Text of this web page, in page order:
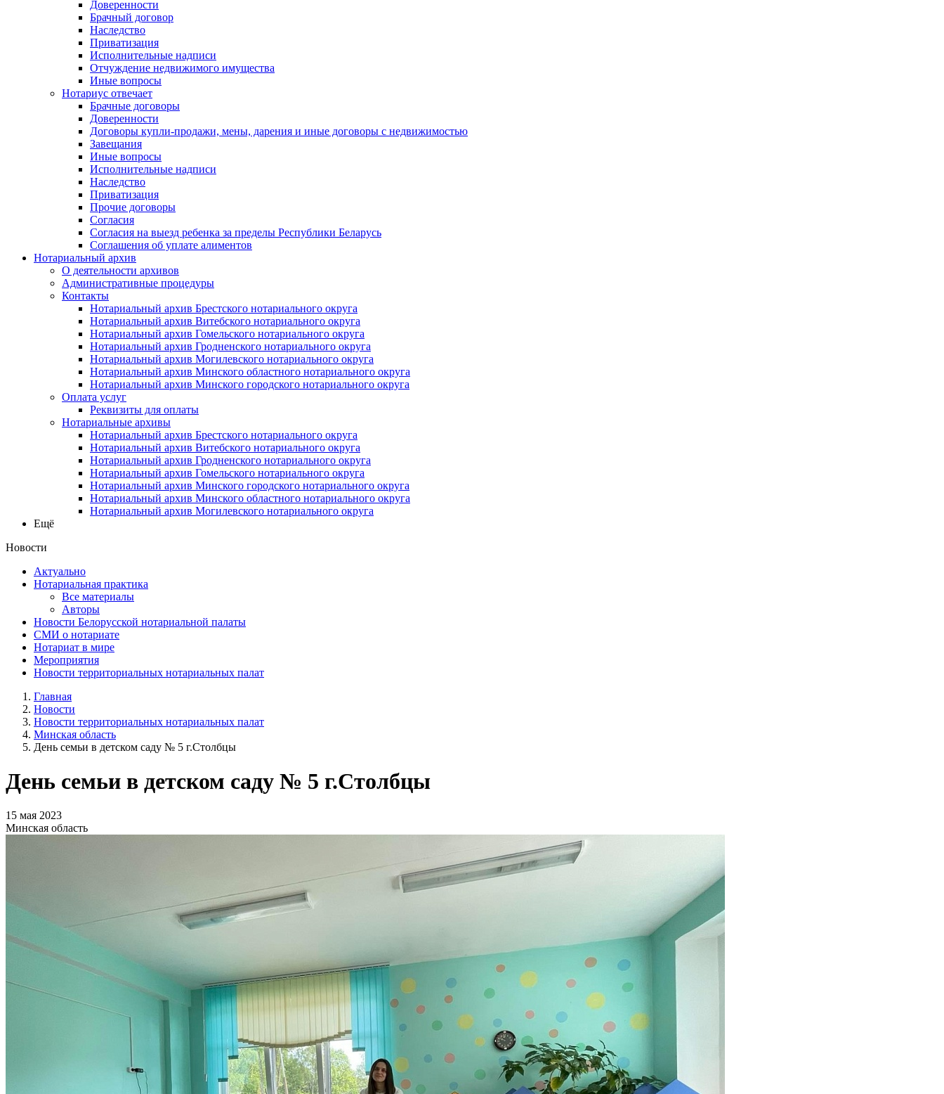
Доверенности
Брачный договор
Наследство
Приватизация
Исполнительные надписи
Отчуждение недвижимого имущества
Иные вопросы
Нотариус отвечает
Брачные договоры
Доверенности
Договоры купли-продажи, мены, дарения и иные договоры с недвижимостью
Завещания
Иные вопросы
Исполнительные надписи
Наследство
Приватизация
Прочие договоры
Согласия
Согласия на выезд ребенка за пределы Республики Беларусь
Соглашения об уплате алиментов
Нотариальный архив
О деятельности архивов
Административные процедуры
Контакты
Нотариальный архив Брестского нотариального округа
Нотариальный архив Витебского нотариального округа
Нотариальный архив Гомельского нотариального округа
Нотариальный архив Гродненского нотариального округа
Нотариальный архив Могилевского нотариального округа
Нотариальный архив Минского областного нотариального округа
Нотариальный архив Минского городского нотариального округа
Оплата услуг
Реквизиты для оплаты
Нотариальные архивы
Нотариальный архив Брестского нотариального округа
Нотариальный архив Витебского нотариального округа
Нотариальный архив Гродненского нотариального округа
Нотариальный архив Гомельского нотариального округа
Нотариальный архив Минского городского нотариального округа
Нотариальный архив Минского областного нотариального округа
Нотариальный архив Могилевского нотариального округа
Ещё
Новости
Актуально
Нотариальная практика
Все материалы
Авторы
Новости Белорусской нотариальной палаты
СМИ о нотариате
Нотариат в мире
Мероприятия
Новости территориальных нотариальных палат
Главная
Новости
Новости территориальных нотариальных палат
Минская область
День семьи в детском саду № 5 г.Столбцы
День семьи в детском саду № 5 г.Столбцы
15 мая 2023
Минская область